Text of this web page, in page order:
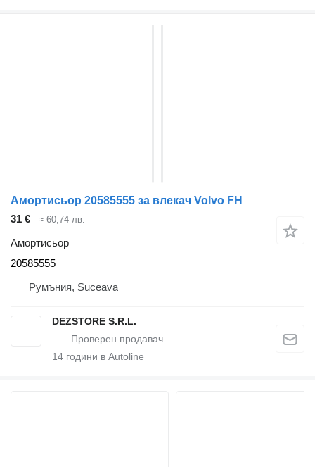
Амортисьор 20585555 за влекач Volvo FH
31 €
≈ 60,74 лв.
Амортисьор
20585555
Румъния, Suceava
DEZSTORE S.R.L.
14 години в Autoline